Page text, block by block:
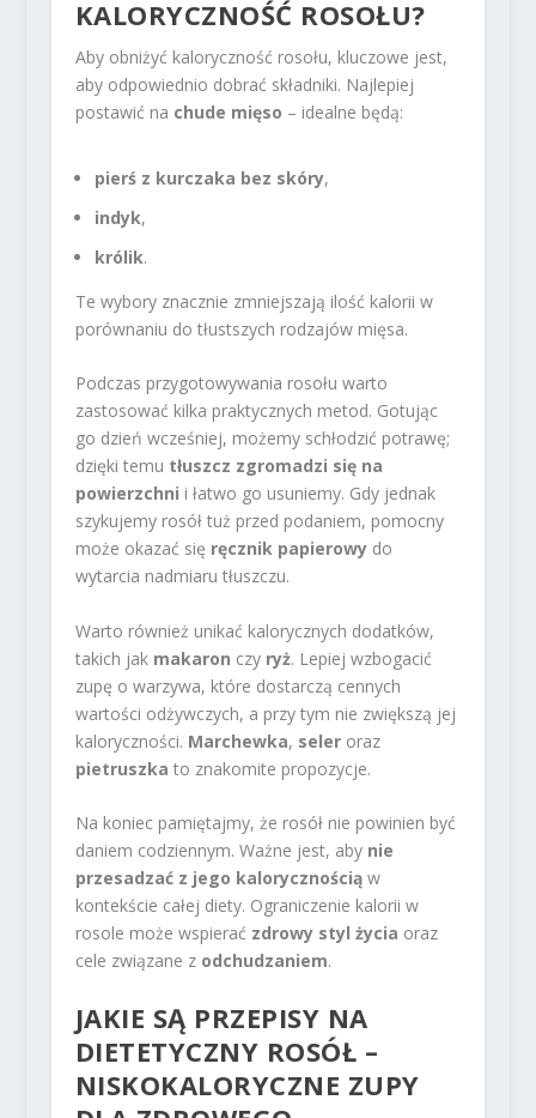
KALORYCZNOŚĆ ROSOŁU?
Aby obniżyć kaloryczność rosołu, kluczowe jest,
aby odpowiednio dobrać składniki. Najlepiej
postawić na chude mięso – idealne będą:
pierś z kurczaka bez skóry,
indyk,
królik.
Te wybory znacznie zmniejszają ilość kalorii w
porównaniu do tłustszych rodzajów mięsa.
Podczas przygotowywania rosołu warto
zastosować kilka praktycznych metod. Gotując
go dzień wcześniej, możemy schłodzić potrawę;
dzięki temu tłuszcz zgromadzi się na
powierzchni i łatwo go usuniemy. Gdy jednak
szykujemy rosół tuż przed podaniem, pomocny
może okazać się ręcznik papierowydo
wytarcia nadmiaru tłuszczu.
Warto również unikać kalorycznych dodatków,
takich jak makaron czy ryż. Lepiej wzbogacić
zupę o warzywa, które dostarczą cennych
wartości odżywczych, a przy tym nie zwiększą jej
kaloryczności. Marchewka, seleroraz
pietruszka to znakomite propozycje.
Na koniec pamiętajmy, że rosół nie powinien być
daniem codziennym. Ważne jest, aby nie
przesadzać z jego kalorycznościąw
kontekście całej diety. Ograniczenie kalorii w
rosole może wspierać zdrowy styl życia oraz
cele związane z odchudzaniem.
JAKIE SĄ PRZEPISY NA
DIETETYCZNY ROSÓŁ –
NISKOKALORYCZNE ZUPY